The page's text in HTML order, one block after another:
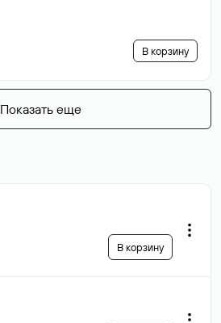
В корзину
Показать еще
В корзину